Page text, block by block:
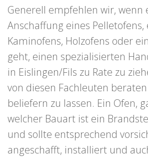
Generell empfehlen wir, wenn
Anschaffung eines Pelletofens,
Kaminofens, Holzofens oder
geht, einen spezialisierten
in Eislingen/Fils zu Rate zu
von diesen Fachleuten
beliefern zu lassen. Ein Ofen,
welcher Bauart ist ein
und sollte entsprechend
angeschafft, installiert und